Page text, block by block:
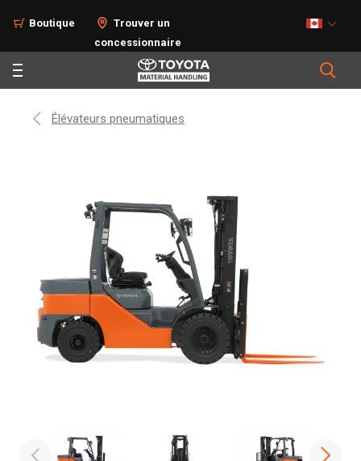
Boutique
Trouver un
concessionnaire
Élévateurs pneumatiques